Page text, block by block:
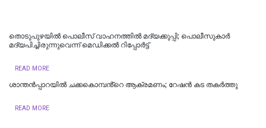
തൊടുപുഴയിൽ പൊലീസ് വാഹനത്തില്‍ മദ്യക്കുപ്പി; പൊലീസുകാര്‍
മദ്യപിച്ചിരുന്നുവെന്ന് മെഡിക്കല്‍ റിപ്പോര്‍ട്ട്
READ MORE
ശാന്തൻപ്പാറയിൽ ചക്കകൊമ്പൻ്റെ ആക്രമണം; റേഷൻ കട തകർത്തു
READ MORE